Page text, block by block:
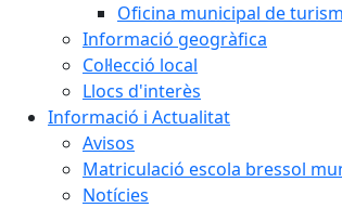
Oficina municipal de
Informació geogràfica
Col·lecció local
Llocs d'interès
Informació i Actualitat
Avisos
Matriculació escola bressol
Notícies